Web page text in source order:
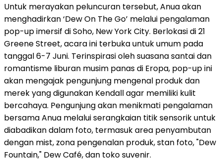
Untuk merayakan peluncuran tersebut, Anua akan
menghadirkan ‘Dew On The Go’ melalui pengalaman
pop-up imersif di Soho, New York City. Berlokasi di 21
Greene Street, acara ini terbuka untuk umum pada
tanggal 6-7 Juni. Terinspirasi oleh suasana santai dan
romantisme liburan musim panas di Eropa, pop-up ini
akan mengajak pengunjung mengenal produk dan
merek yang digunakan Kendall agar memiliki kulit
bercahaya. Pengunjung akan menikmati pengalaman
bersama Anua melalui serangkaian titik sensorik untuk
diabadikan dalam foto, termasuk area penyambutan
dengan mist, zona pengenalan produk, stan foto, "Dew
Fountain," Dew Café, dan toko suvenir.